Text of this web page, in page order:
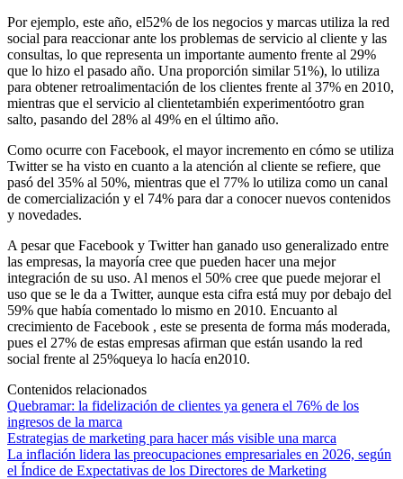
Por ejemplo, este año, el52% de los negocios y marcas utiliza la red
social para reaccionar ante los problemas de servicio al cliente y las
consultas, lo que representa un importante aumento frente al 29%
que lo hizo el pasado año. Una proporción similar 51%), lo utiliza
para obtener retroalimentación de los clientes frente al 37% en 2010,
mientras que el servicio al clientetambién experimentóotro gran
salto, pasando del 28% al 49% en el último año.
Como ocurre con Facebook, el mayor incremento en cómo se utiliza
Twitter se ha visto en cuanto a la atención al cliente se refiere, que
pasó del 35% al 50%, mientras que el 77% lo utiliza como un canal
de comercialización y el 74% para dar a conocer nuevos contenidos
y novedades.
A pesar que Facebook y Twitter han ganado uso generalizado entre
las empresas, la mayoría cree que pueden hacer una mejor
integración de su uso. Al menos el 50% cree que puede mejorar el
uso que se le da a Twitter, aunque esta cifra está muy por debajo del
59% que había comentado lo mismo en 2010. Encuanto al
crecimiento de Facebook , este se presenta de forma más moderada,
pues el 27% de estas empresas afirman que están usando la red
social frente al 25%queya lo hacía en2010.
Contenidos relacionados
Quebramar: la fidelización de clientes ya genera el 76% de los
ingresos de la marca
Estrategias de marketing para hacer más visible una marca
La inflación lidera las preocupaciones empresariales en 2026, según
el Índice de Expectativas de los Directores de Marketing